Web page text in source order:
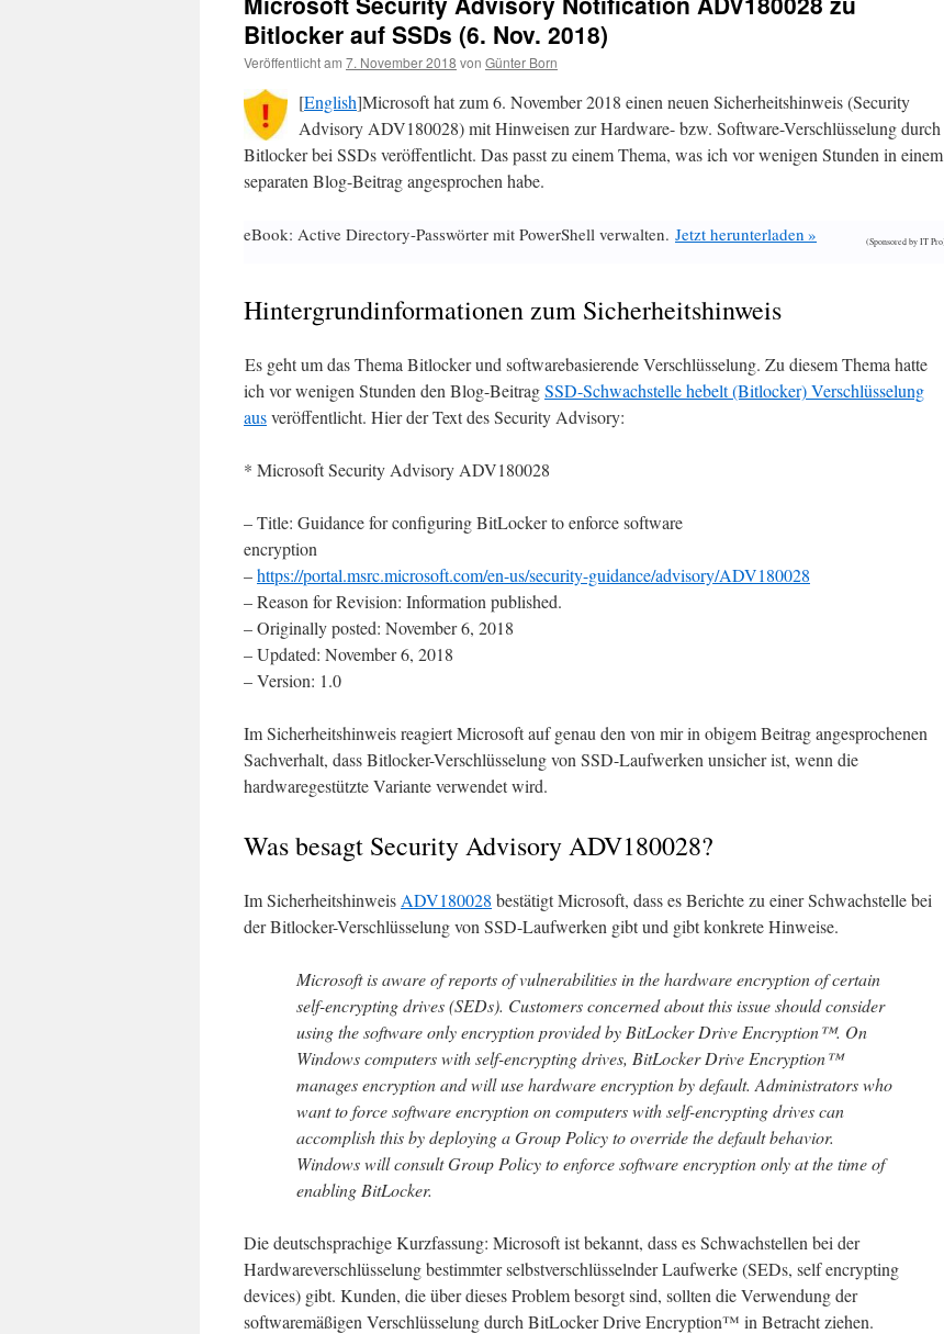
Bitlocker auf SSDs (6. Nov. 2018)
Veröffentlicht am 7. November 2018 von Günter Born
[English]Microsoft hat zum 6. November 2018 einen neuen Sicherheitshinweis (Security
Advisory ADV180028) mit Hinweisen zur Hardware- bzw. Software-Verschlüsselung durch
Bitlocker bei SSDs veröffentlicht. Das passt zu einem Thema, was ich vor wenigen Stunden in einem
separaten Blog-Beitrag angesprochen habe.
eBook: Active Directory-Passwörter mit PowerShell verwalten. Jetzt herunterladen » (Sponsored by IT
Hintergrundinformationen zum Sicherheitshinweis
Es geht um das Thema Bitlocker und softwarebasierende Verschlüsselung. Zu diesem Thema hatte
ich vor wenigen Stunden den Blog-BeitragSSD-Schwachstelle hebelt (Bitlocker) Verschlüsselung
ausveröffentlicht. Hier der Text des Security Advisory:
* Microsoft Security Advisory ADV180028
– Title: Guidance for configuring BitLocker to enforce software
encryption
–https://portal.msrc.microsoft.com/en-us/security-guidance/advisory/ADV180028
– Reason for Revision: Information published.
– Originally posted: November 6, 2018
– Updated: November 6, 2018
– Version: 1.0
Im Sicherheitshinweis reagiert Microsoft auf genau den von mir in obigem Beitrag angesprochenen
Sachverhalt, dass Bitlocker-Verschlüsselung von SSD-Laufwerken unsicher ist, wenn die
hardwaregestützte Variante verwendet wird.
Was besagt Security Advisory ADV180028?
Im Sicherheitshinweis ADV180028 bestätigt Microsoft, dass es Berichte zu einer Schwachstelle bei
der Bitlocker-Verschlüsselung von SSD-Laufwerken gibt und gibt konkrete Hinweise.
Microsoft is aware of reports of vulnerabilities in the hardware encryption of certain
self-encrypting drives (SEDs). Customers concerned about this issue should consider
using the software only encryption provided by BitLocker Drive Encryption™. On
Windows computers with self-encrypting drives, BitLocker Drive Encryption™
manages encryption and will use hardware encryption by default. Administrators who
want to force software encryption on computers with self-encrypting drives can
accomplish this by deploying a Group Policy to override the default behavior.
Windows will consult Group Policy to enforce software encryption only at the time of
enabling BitLocker.
Die deutschsprachige Kurzfassung: Microsoft ist bekannt, dass es Schwachstellen bei der
Hardwareverschlüsselung bestimmter selbstverschlüsselnder Laufwerke (SEDs, self encrypting
devices) gibt. Kunden, die über dieses Problem besorgt sind, sollten die Verwendung der
softwaremäßigen Verschlüsselung durch BitLocker Drive Encryption™ in Betracht ziehen.